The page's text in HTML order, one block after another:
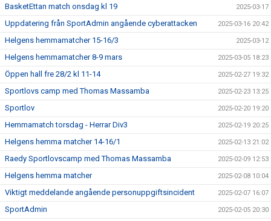
BasketEttan match onsdag kl 19 2025-03-17
Uppdatering från SportAdmin angående cyberattacken 2025-03-16 20:42
Helgens hemmamatcher 15-16/3 2025-03-12
Helgens hemmamatcher 8-9 mars 2025-03-05 18:23
Öppen hall fre 28/2 kl 11-14 2025-02-27 19:32
Sportlovs camp med Thomas Massamba 2025-02-23 13:25
Sportlov 2025-02-20 19:20
Hemmamatch torsdag - Herrar Div3 2025-02-19 20:25
Helgens hemma matcher 14-16/1 2025-02-13 21:02
Raedy Sportlovscamp med Thomas Massamba 2025-02-09 12:53
Helgens hemma matcher 2025-02-08 10:04
Viktigt meddelande angående personuppgiftsincident 2025-02-07 16:07
SportAdmin 2025-02-05 20:30